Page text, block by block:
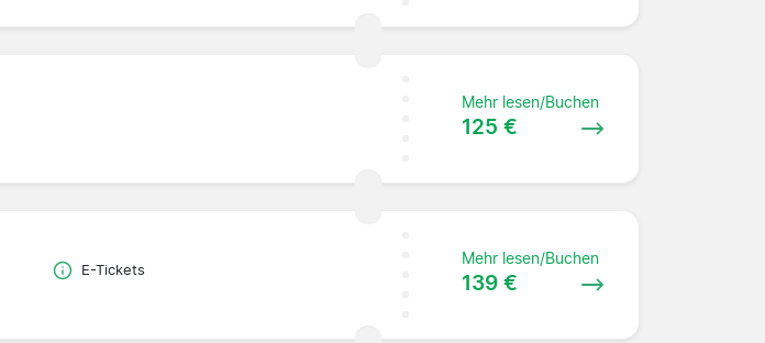
Mehr lesen/Buchen
125 €
E-Tickets
Mehr lesen/Buchen
139 €